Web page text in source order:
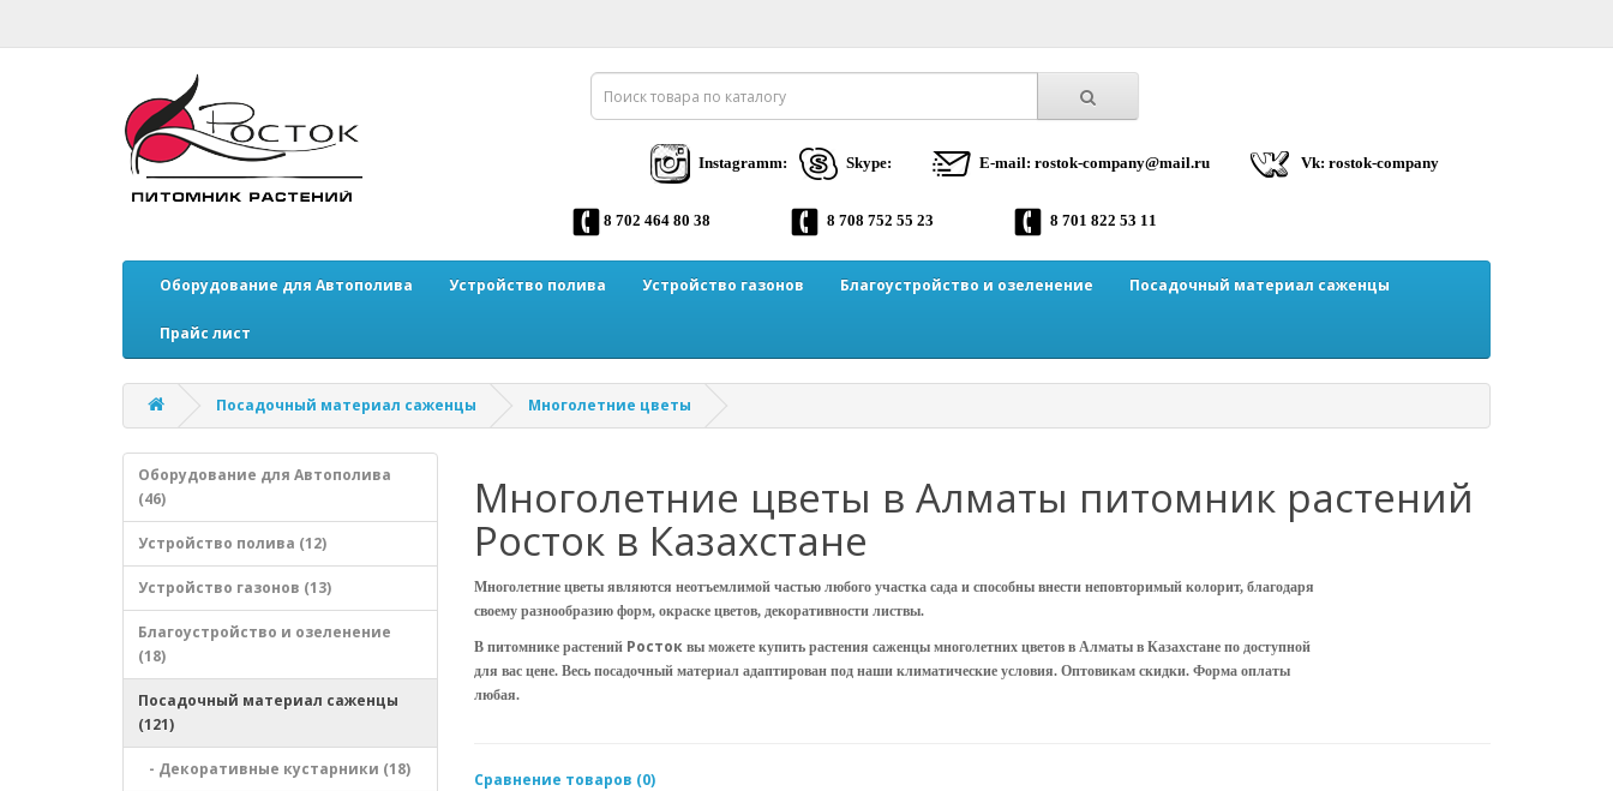
Instagramm: Skype: E-mail: rostok-company@mail.ru Vk: rostok-company
8 702 464 80 38 8 708 752 55 23 8 701 822 53 11
Оборудование для Автополива Устройство полива Устройство газонов Благоустройство и озеленение Посадочный материал саженцы
Прайс лист
Посадочный материал саженцы Многолетние цветы
Оборудование для Автополива
(46)
Устройство полива (12)
Устройство газонов (13)
Благоустройство и озеленение
(18)
Посадочный материал саженцы
(121)
- Декоративные кустарники (18)
Многолетние цветы в Алматы питомник растений
Росток в Казахстане
Многолетние цветы являются неотъемлимой частью любого участка сада и способны внести неповторимый колорит, благодаря
своему разнообразию форм, окраске цветов, декоративности листвы.
В питомнике растений Росток вы можете купить растения саженцы многолетних цветов в Алматы в Казахстане по доступной
для вас цене. Весь посадочный материал адаптирован под наши климатические условия. Оптовикам скидки. Форма оплаты
любая.
Сравнение товаров (0)